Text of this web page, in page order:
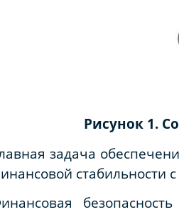
Рисунок 1.
задача
стабильности